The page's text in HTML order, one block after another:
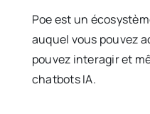
Poe est un
auquel vous pouvez
pouvez interagir et
chatbots IA.